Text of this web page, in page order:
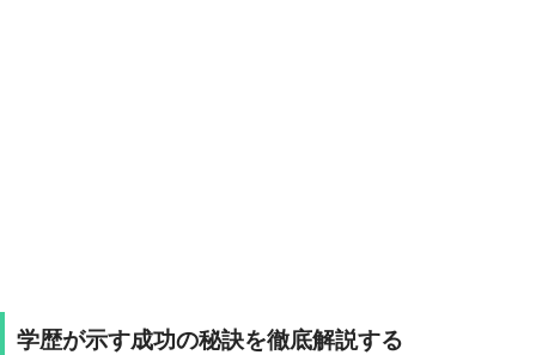
学歴が示す成功の秘訣を徹底解説する